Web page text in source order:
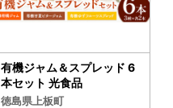
有機ジャム＆スプレッド 6
本セット 光食品
徳島県上板町